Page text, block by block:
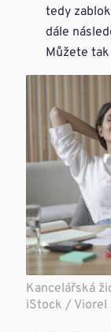
tedy
dále
Můžete
Kancelářská
iStock / Viorel